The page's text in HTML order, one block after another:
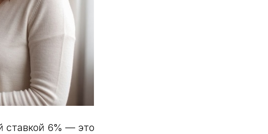
ставкой 6% — это